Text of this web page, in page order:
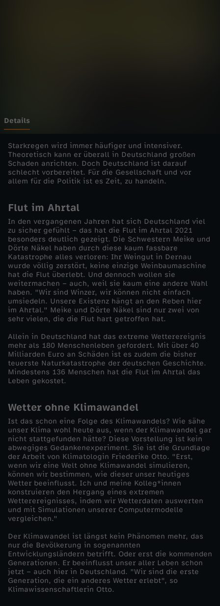
E
i
n
e
l
d
o
k
u
s
-
E
x
t
r
e
m
w
e
t
Details
Starkregen wird immer häufiger und intensiver.
Theoretisch kann er überall in Deutschland großen
Schaden anrichten. Doch Deutschland ist darauf
schlecht vorbereitet. Für die Gesellschaft und vor
allem für die Politik ist es Zeit, zu handeln.
Flut im Ahrtal
In den vergangenen Jahren hat sich Deutschland viel
zu sicher gefühlt – das hat die Flut im Ahrtal 2021
besonders deutlich gezeigt. Die Schwestern Meike und
Dörte Näkel haben durch diese kaum fassbare
Katastrophe alles verloren: Ihr Weingut in Dernau
wurde völlig zerstört, keine einzige Weinbaumaschine
hat die Flut überlebt. Und dennoch wollen sie
weitermachen – auch, weil sie kaum eine andere Wahl
haben. "Wir sind Winzer, wir können nicht einfach
umsiedeln. Unsere Existenz hängt an den Reben hier
im Ahrtal." Meike und Dörte Näkel sind nur zwei von
sehr vielen, die die Flut hart getroffen hat.
Allein in Deutschland hat das extreme Wetterereignis
mehr als 180 Menschenleben gefordert. Mit über 40
Milliarden Euro an Schäden ist es zudem die bisher
teuerste Naturkatastrophe der deutschen Geschichte.
Mindestens 136 Menschen hat die Flut im Ahrtal das
Leben gekostet.
Wetter ohne Klimawandel
Ist das schon eine Folge des Klimawandels? Wie sähe
unser Klima wohl heute aus, wenn der Klimawandel gar
nicht stattgefunden hätte? Diese Vorstellung ist kein
abwegiges Gedankenexperiment. Sie ist die Grundlage
der Arbeit von Klimatologin Friederike Otto. "Erst,
wenn wir eine Welt ohne Klimawandel simulieren,
können wir bestimmen, wie dieser unser heutiges
Wetter beeinflusst. Ich und meine Kolleg*innen
konstruieren den Hergang eines extremen
Wetterereignisses, indem wir Wetterdaten auswerten
und mit Simulationen unserer Computermodelle
vergleichen."
Der Klimawandel ist längst kein Phänomen mehr, das
nur die Bevölkerung in sogenannten
Entwicklungsländern betrifft. Oder erst die kommenden
Generationen. Er beeinflusst unser aller Leben schon
jetzt – auch hier in Deutschland. "Wir sind die erste
Generation, die ein anderes Wetter erlebt", so
Klimawissenschaftlerin Otto.